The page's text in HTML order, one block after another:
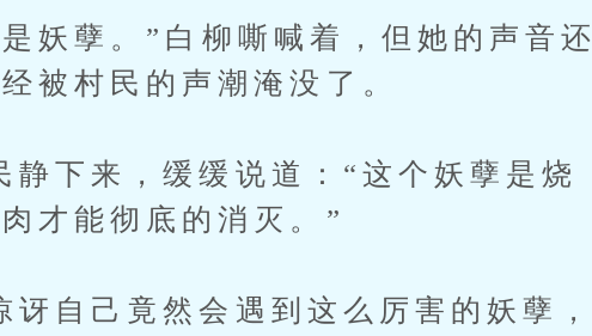
孽。”白柳嘶喊着，但她的声音还
被村民的声潮淹没了。
下来，缓缓说道：“这个妖孽是烧
才能彻底的消灭。”
自己竟然会遇到这么厉害的妖孽，